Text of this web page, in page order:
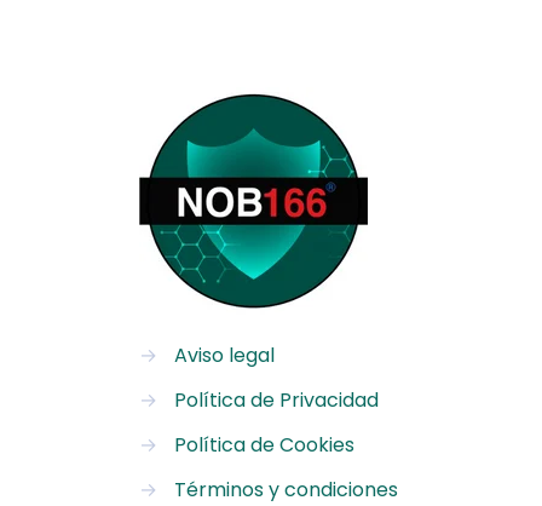
→
Aviso legal
→
Política de Privacidad
→
Política de Cookies
→
Términos y condiciones